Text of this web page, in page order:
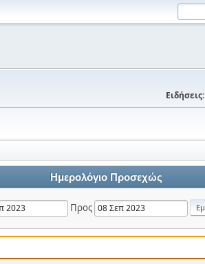
Ειδήσεις:
Ημερολόγιο Προσεχώς
Προς